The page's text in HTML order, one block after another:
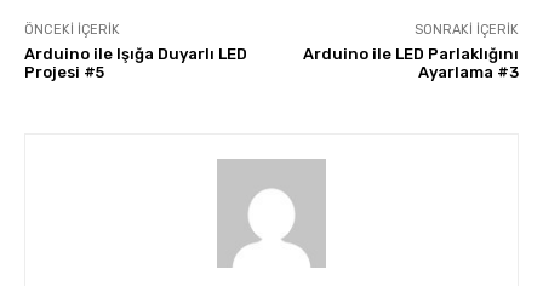
ÖNCEKI İÇERIK
Arduino ile Işığa Duyarlı LED
Projesi #5
SONRAKI İÇERIK
Arduino ile LED Parlaklığını
Ayarlama #3